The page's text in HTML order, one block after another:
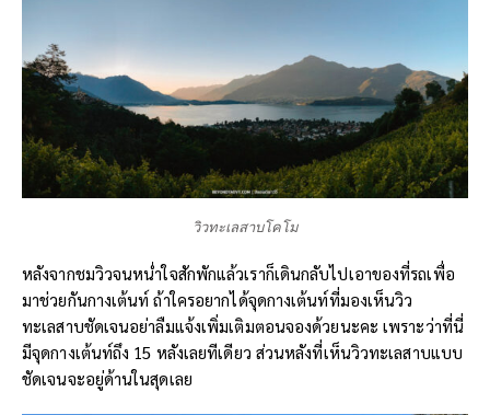
วิวทะเลสาบโคโม
หลังจากชมวิวจนหน่ำใจสักพักแล้วเราก็เดินกลับไปเอาของที่รถเพื่อ
มาช่วยกันกางเต้นท์ ถ้าใครอยากได้จุดกางเต้นท์ที่มองเห็นวิว
ทะเลสาบชัดเจนอย่าลืมแจ้งเพิ่มเติมตอนจองด้วยนะคะ เพราะว่าที่นี่
มีจุดกางเต้นท์ถึง 15 หลังเลยทีเดียว ส่วนหลังที่เห็นวิวทะเลสาบแบบ
ชัดเจนจะอยู่ด้านในสุดเลย